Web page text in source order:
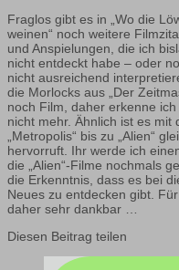
Fraglos gibt es in „Wo die
weinen“ noch weitere
und Anspielungen, die ich
nicht entdeckt habe – oder
nicht ausreichend
die Morlocks aus „Der
noch Film, daher erkenne
nicht mehr. Ähnlich ist es mit
„Metropolis“ bis zu „Alien“
hervorruft. Ihr werde ich
die „Alien“-Filme nochmals
die Erkenntnis, dass es bei
Neues zu entdecken gibt.
daher sehr dankbar …
Diesen Beitrag teilen